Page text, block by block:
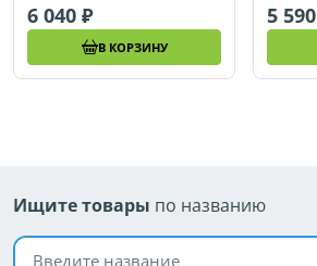
6 040
В КОРЗИНУ
5 590
Ищите товары по названию
Поиск по названию